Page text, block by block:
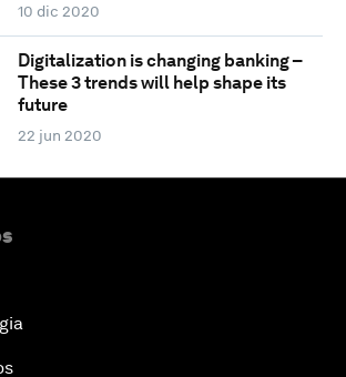
10 dic 2020
Digitalization is changing banking –
These 3 trends will help shape its
future
22 jun 2020